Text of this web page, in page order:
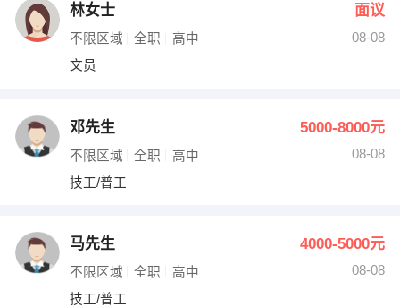
林女士 面议
不限区域 全职 高中
08-08
文员
邓先生 5000-8000元
不限区域 全职 高中
08-08
技工/普工
马先生 4000-5000元
不限区域 全职 高中
08-08
技工/普工